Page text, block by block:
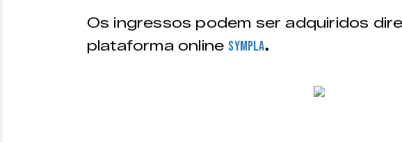
Os ingressos podem ser adquiridos
plataforma online Sympla.